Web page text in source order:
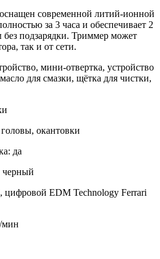
современной литий-ионной
за 3 часа и обеспечивает 2
подзарядки. Триммер может
так и от сети.
мини-отвертка, устройство
для смазки, щётка для чистки,
окантовки
да
черный
цифровой EDM Technology Ferrari
мин